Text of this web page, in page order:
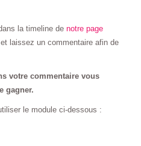
la timeline de notre page
et laissez un commentaire afin de
votre commentaire vous
gagner.
le module ci-dessous :